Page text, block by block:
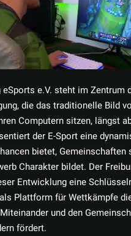
eSports e.V. steht im Zentrum
die das traditionelle Bild
Computern sitzen, längst
der E-Sport eine
bietet, Gemeinschaften
Charakter bildet. Der
Entwicklung eine
Plattform für Wettkämpfe
und den
fördert.